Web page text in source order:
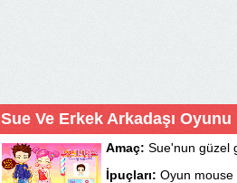
Sue Ve Erkek Arkadaşı Oyunu
Amaç: Sue'nun güzel
İpuçları: Oyun mouse